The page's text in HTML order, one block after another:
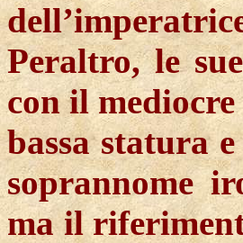
Peraltro, le
con il
bassa statura
soprannome
ma il